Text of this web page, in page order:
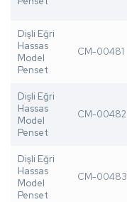
Dişli Eğri
Hassas
Model
Penset
CM-00481
Dişli Eğri
Hassas
Model
Penset
CM-00482
Dişli Eğri
Hassas
Model
Penset
CM-00483